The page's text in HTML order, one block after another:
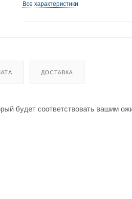
Все характеристики
ДОСТАВКА
будет соответствовать вашим